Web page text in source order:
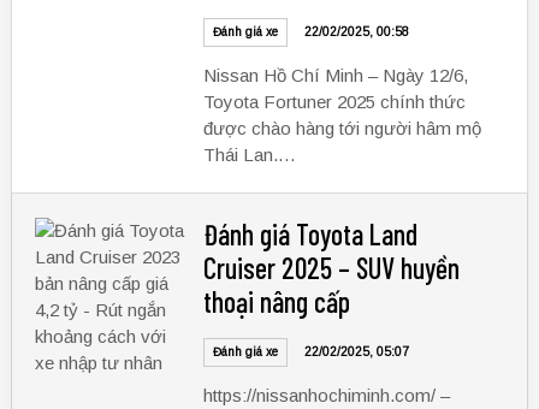
Đánh giá xe 22/02/2025, 00:58
Nissan Hồ Chí Minh – Ngày 12/6,
Toyota Fortuner 2025 chính thức
được chào hàng tới người hâm mộ
Thái Lan.…
Đánh giá Toyota Land
Cruiser 2025 – SUV huyền
thoại nâng cấp
Đánh giá xe 22/02/2025, 05:07
https://nissanhochiminh.com/ –